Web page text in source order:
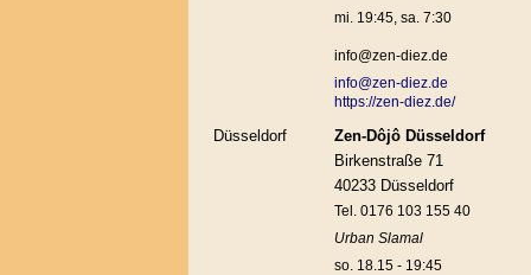
mi. 19:45, sa. 7:30
info@zen-diez.de
info@zen-diez.de
https://zen-diez.de/
Düsseldorf
Zen-Dôjô Düsseldorf
Birkenstraße 71
40233 Düsseldorf
Tel. 0176 103 155 40
Urban Slamal
so. 18.15 - 19:45